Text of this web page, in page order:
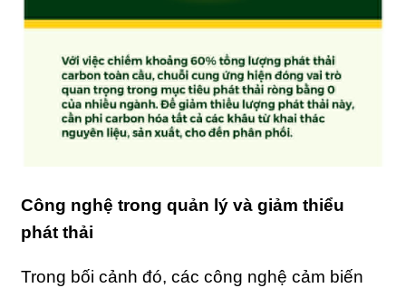
Công nghệ trong quản lý và giảm thiểu
phát thải
Trong bối cảnh đó, các công nghệ cảm biến